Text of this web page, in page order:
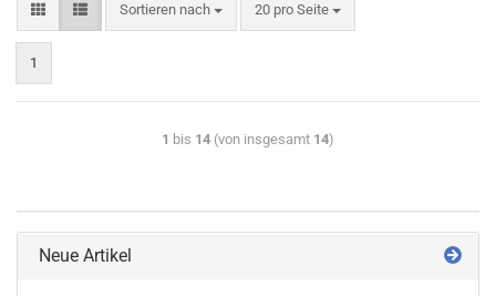
Sortieren nach 20 pro Seite
1
1 bis 14 (von insgesamt 14)
Neue Artikel